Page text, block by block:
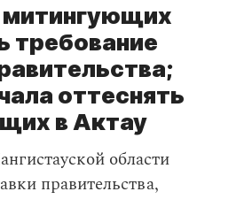
митингующих
требование
оттеснять
в Актау
области
правительства,